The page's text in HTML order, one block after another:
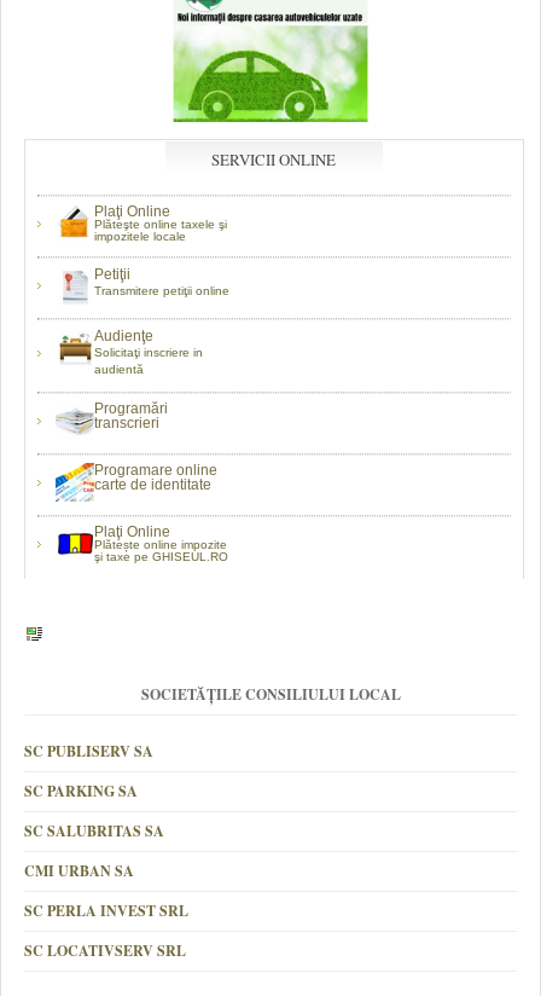
SERVICII ONLINE
Plaţi Online
Plăteşte online taxele şi
impozitele locale
Petiţii
Transmitere petiţii online
Audienţe
Solicitaţi inscriere in
audientă
Programări
transcrieri
Programare online
carte de identitate
Plaţi Online
Plătește online impozite
şi taxe pe GHISEUL.RO
SOCIETĂȚILE CONSILIULUI LOCAL
SC PUBLISERV SA
SC PARKING SA
SC SALUBRITAS SA
CMI URBAN SA
SC PERLA INVEST SRL
SC LOCATIVSERV SRL